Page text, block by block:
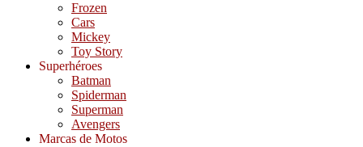
Frozen
Cars
Mickey
Toy Story
Superhéroes
Batman
Spiderman
Superman
Avengers
Marcas de Motos